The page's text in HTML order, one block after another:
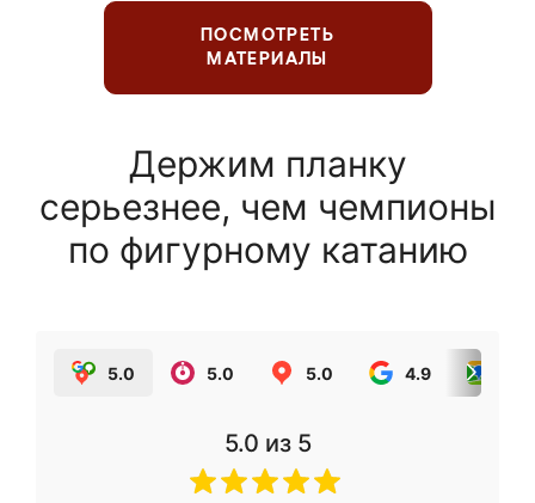
ПОСМОТРЕТЬ
МАТЕРИАЛЫ
Держим планку
серьезнее, чем чемпионы
по фигурному катанию
5.0 5.0 5.0 4.9
5.0 из 5